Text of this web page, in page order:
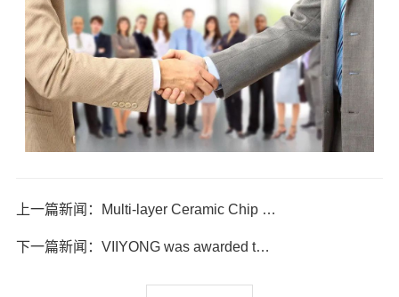
上一篇新闻：Multi-layer Ceramic Chip Filters VIIYONG low ESL Solution一MLCF
下一篇新闻：VIIYONG was awarded the title of Famous High tech Product in Guangdong Province